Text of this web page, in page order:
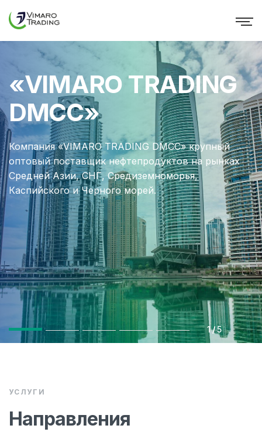
«VIMARO TRADING
DMCC»
Компания «VIMARO TRADING DMCC» крупный
оптовый поставщик нефтепродуктов на рынках
Средней Азии, СНГ, Средиземноморья,
Каспийского и Черного морей.
1 /5
УСЛУГИ
Направления